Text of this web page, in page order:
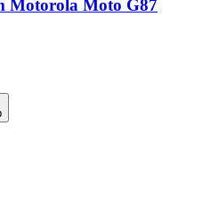
Motorola Moto G87